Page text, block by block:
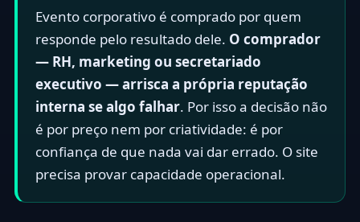
Evento corporativo é comprado por quem
responde pelo resultado dele. O comprador
— RH, marketing ou secretariado
executivo — arrisca a própria reputação
interna se algo falhar. Por isso a decisão não
é por preço nem por criatividade: é por
confiança de que nada vai dar errado. O site
precisa provar capacidade operacional.